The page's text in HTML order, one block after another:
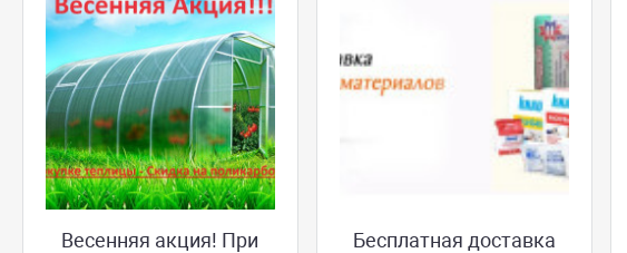
Весенняя акция! При
Бесплатная доставка